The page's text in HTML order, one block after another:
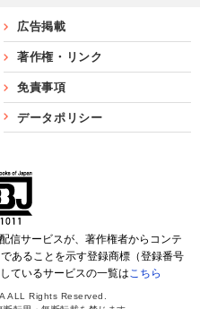
広告掲載
著作権・リンク
免責事項
データポリシー
信サービスが、著作権者からコンテ
あることを示す登録商標（登録番号
ているサービスの一覧はこちら
ALL Rights Reserved.